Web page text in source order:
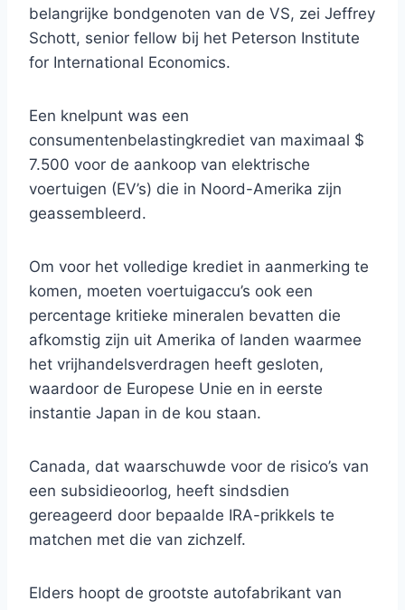
belangrijke bondgenoten van de VS, zei Jeffrey
Schott, senior fellow bij het Peterson Institute
for International Economics.
Een knelpunt was een
consumentenbelastingkrediet van maximaal $
7.500 voor de aankoop van elektrische
voertuigen (EV’s) die in Noord-Amerika zijn
geassembleerd.
Om voor het volledige krediet in aanmerking te
komen, moeten voertuigaccu’s ook een
percentage kritieke mineralen bevatten die
afkomstig zijn uit Amerika of landen waarmee
het vrijhandelsverdragen heeft gesloten,
waardoor de Europese Unie en in eerste
instantie Japan in de kou staan.
Canada, dat waarschuwde voor de risico’s van
een subsidieoorlog, heeft sindsdien
gereageerd door bepaalde IRA-prikkels te
matchen met die van zichzelf.
Elders hoopt de grootste autofabrikant van